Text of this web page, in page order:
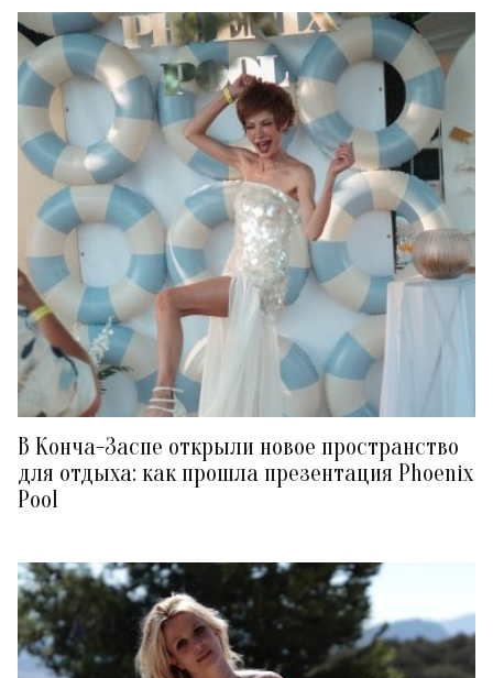
В Конча-Заспе открыли новое пространство
для отдыха: как прошла презентация Phoenix
Pool